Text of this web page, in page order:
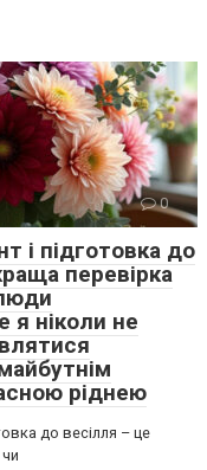
0
і підготовка до
перевірка
я ніколи не
ріднею
до весілля – це